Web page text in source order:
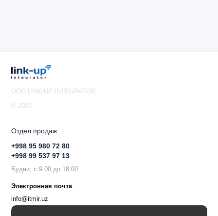
OOO LINK-UP INTEGRATOR
© 2023
Отдел продаж
+998 95 980 72 80
+998 99 537 97 13
Будни, с 9:00 до 18.00
Электронная почта
info@itmir.uz